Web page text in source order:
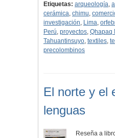
Etiquetas: arqueología,
cerámica, chimu,
investigación, Lima,
Perú, proyectos, Qhapaq
Tahuantinsuyo, textiles,
precolombinos
El norte y el
lenguas
Reseña a